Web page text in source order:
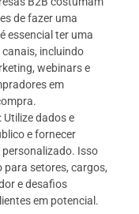
de fazer uma
essencial ter uma
incluindo
webinars e
em
dados e
e fornecer
Isso
para setores, cargos,
e desafios
em potencial.